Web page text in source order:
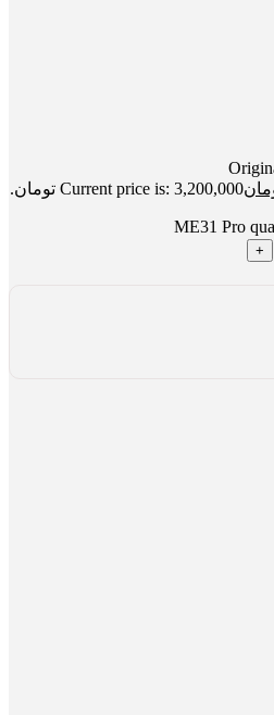
Current price is: 3,200,000 تومان.